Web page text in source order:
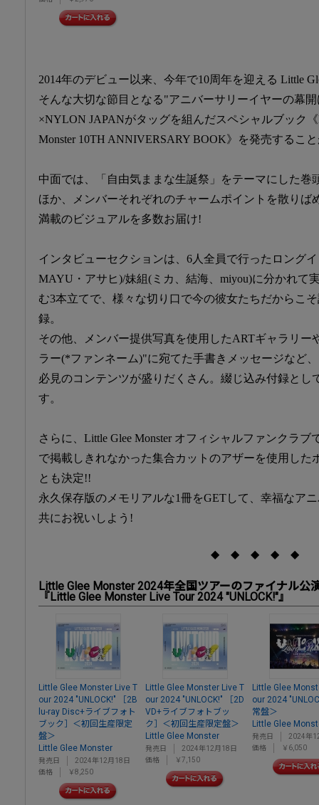
2014年のデビュー以来、今年で10周年を迎える Little
そんな大切な節目となる"アニバーサリーイヤーの幕
×NYLON JAPANがタッグを組んだスペシャルブック
Monster 10TH ANNIVERSARY BOOK》を発売するこ
中面では、「自由気ままな生誕祭」をテーマにした巻
ほか、メンバーそれぞれのチャームポイントを散りば
満載のビジュアルを多数お届け!
インタビューセクションは、6人全員で行ったロング
MAYU・アサヒ)/妹組(ミカ、結海、miyou)に分かれて
む3本立てで、様々な切り口で今の彼女たちだからこ
録。
その他、メンバー提供写真を使用したARTギャラリー
ラー(*ファンネーム)"に宛てた手書きメッセージなど
必見のコンテンツが盛りだくさん。綴じ込み付録と
す。
さらに、Little Glee Monster オフィシャルファンクラ
で掲載しきれなかった集合カットのアザーを使用した
とも決定!!
永久保存版のメモリアルな1冊をGETして、幸福なア
共にお祝いしよう!
◆ ◆ ◆ ◆ ◆
Little Glee Monster 2024年全国ツアーのファイナル公
『Little Glee Monster Live Tour 2024 "UNLOCK!"』
Little Glee Monster Live T
our 2024 "UNLOCK!" ［2B
lu-ray Disc+ライブフォト
ブック］＜初回生産限定
盤＞
Little Glee Monster
発売日
2024年12月18日
価格
￥8,250
Little Glee Monster Live T
our 2024 "UNLOCK!" ［2D
VD+ライブフォトブッ
ク］＜初回生産限定盤＞
Little Glee Monster
発売日
2024年12月18日
価格
￥7,150
Little Glee
our 2024
常盤＞
Little Glee
発売日
2024年
価格
￥6,050